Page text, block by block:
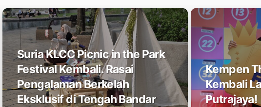
Suria KLCC Picnic in the Park
Festival Kembali. Rasai
Pengalaman Berkelah
Eksklusif di Tengah Bandar
Kempen
Kembali
Putrajaya!